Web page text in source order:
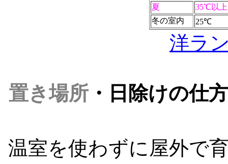
夏
35℃以上
冬の室内
25℃
洋ラ
置き場所 ・日除けの仕
温室を使わずに屋外で